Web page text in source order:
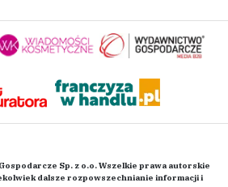
Sp. z o.o. Wszelkie prawa autorskie
dalsze rozpowszechnianie informacji i